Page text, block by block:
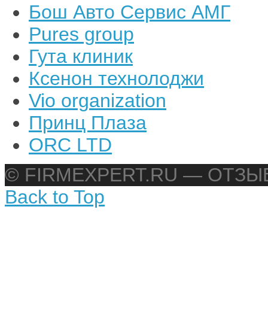
Бош Авто Сервис АМГ
Pures group
Гута клиник
Ксенон технолоджи
Vio organization
Принц Плаза
ORC LTD
© FIRMEXPERT.RU —
Back to Top